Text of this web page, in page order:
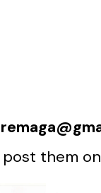
them on